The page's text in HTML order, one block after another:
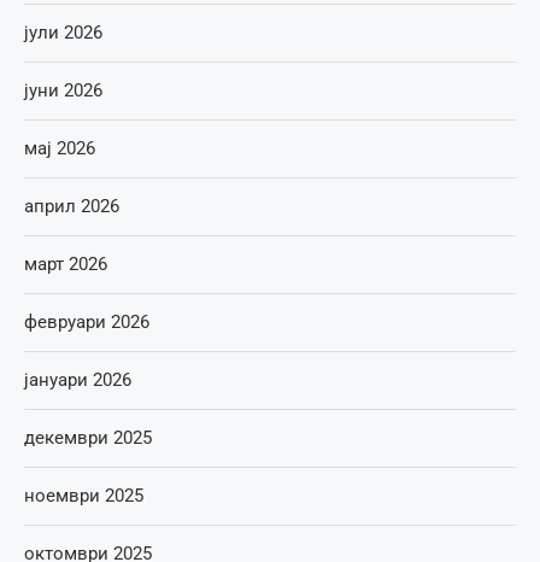
јули 2026
јуни 2026
мај 2026
април 2026
март 2026
февруари 2026
јануари 2026
декември 2025
ноември 2025
октомври 2025